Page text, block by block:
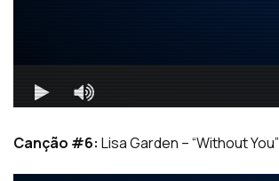
Canção #6: Lisa Garden – “Without You”